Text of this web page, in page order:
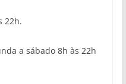
22h.
a sábado 8h às 22h